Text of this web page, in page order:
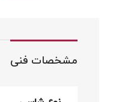
مشخصات فنی